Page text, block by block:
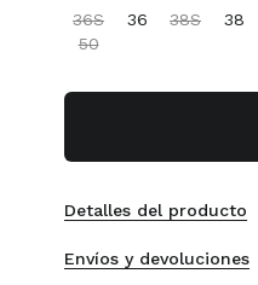
36S 36 38S 38
50
Detalles del producto
Envíos y devoluciones